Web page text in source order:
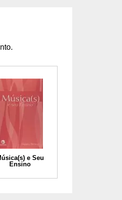
e Seu
Ensino